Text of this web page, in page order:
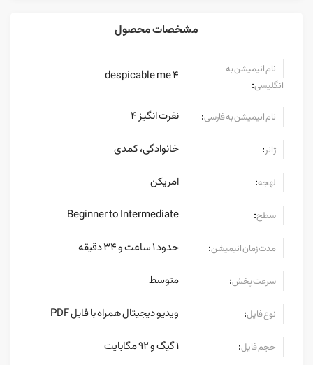
مشخصات محصول
نام انیمیشن به
انگلیسی:
despicable me 4
نام انیمیشن به فارسی: نفرت انگیز 4
ژانر: خانوادگی، کمدی
لهجه: امریکن
سطح:
Beginner to Intermediate
مدت زمان انیمیشن: حدود 1 ساعت و 34 دقیقه
سرعت پخش: متوسط
نوع فایل: ویدیو دیجیتال همراه با فایل PDF
حجم فایل: 1 گیگ و 92 مگابایت